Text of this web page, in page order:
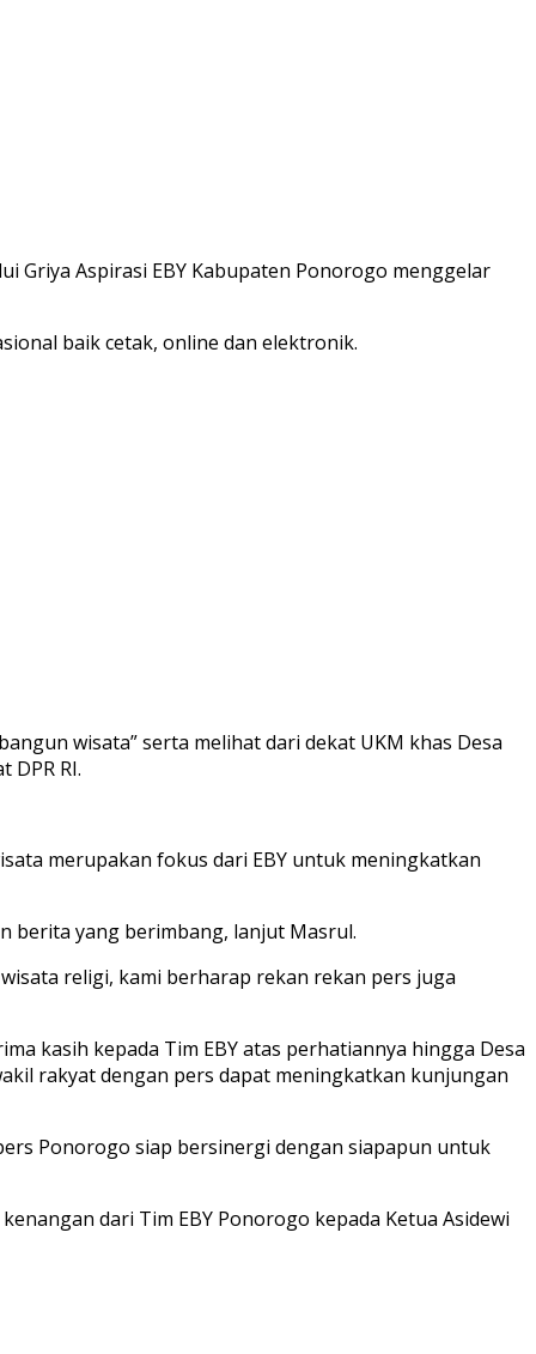
Griya Aspirasi EBY Kabupaten Ponorogo menggelar
baik cetak, online dan elektronik.
wisata” serta melihat dari dekat UKM khas Desa
DPR RI.
merupakan fokus dari EBY untuk meningkatkan
berita yang berimbang, lanjut Masrul.
religi, kami berharap rekan rekan pers juga
kasih kepada Tim EBY atas perhatiannya hingga Desa
rakyat dengan pers dapat meningkatkan kunjungan
Ponorogo siap bersinergi dengan siapapun untuk
dari Tim EBY Ponorogo kepada Ketua Asidewi